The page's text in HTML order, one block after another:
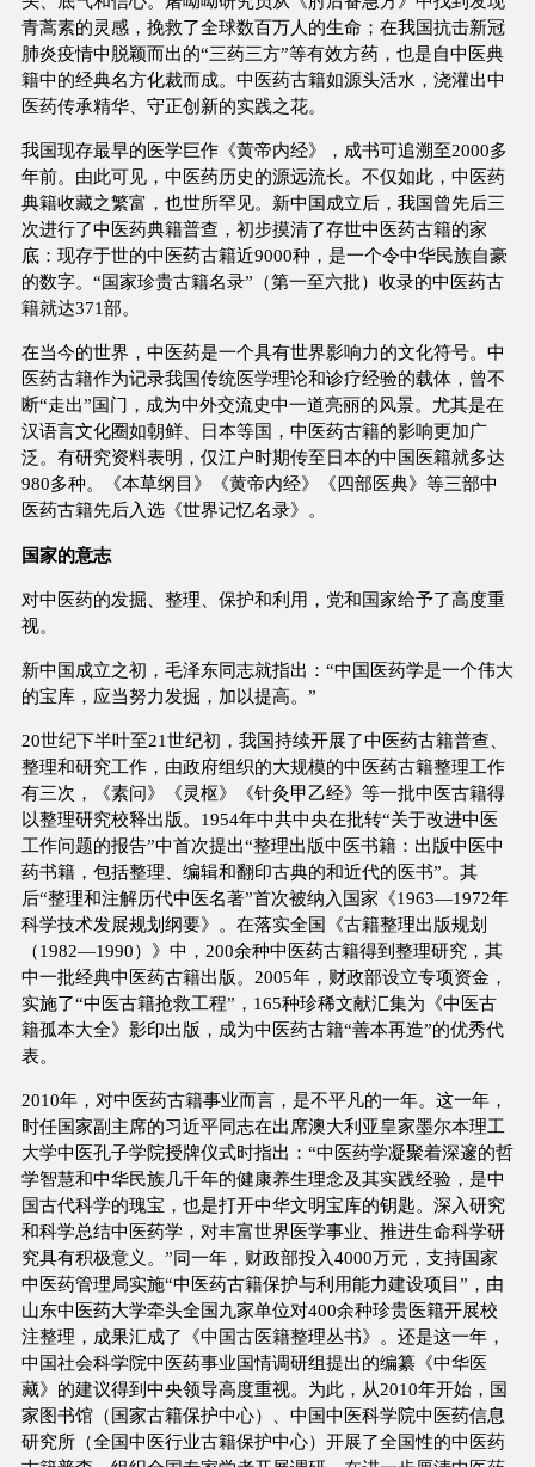
青蒿素的灵感，挽救了全球数百万人的生命；在我国抗击新冠
肺炎疫情中脱颖而出的“三药三方”等有效方药，也是自中医典
籍中的经典名方化裁而成。中医药古籍如源头活水，浇灌出中
医药传承精华、守正创新的实践之花。
我国现存最早的医学巨作《黄帝内经》，成书可追溯至2000多
年前。由此可见，中医药历史的源远流长。不仅如此，中医药
典籍收藏之繁富，也世所罕见。新中国成立后，我国曾先后三
次进行了中医药典籍普查，初步摸清了存世中医药古籍的家
底：现存于世的中医药古籍近9000种，是一个令中华民族自豪
的数字。“国家珍贵古籍名录”（第一至六批）收录的中医药古
籍就达371部。
在当今的世界，中医药是一个具有世界影响力的文化符号。中
医药古籍作为记录我国传统医学理论和诊疗经验的载体，曾不
断“走出”国门，成为中外交流史中一道亮丽的风景。尤其是在
汉语言文化圈如朝鲜、日本等国，中医药古籍的影响更加广
泛。有研究资料表明，仅江户时期传至日本的中国医籍就多达
980多种。《本草纲目》《黄帝内经》《四部医典》等三部中
医药古籍先后入选《世界记忆名录》。
国家的意志
对中医药的发掘、整理、保护和利用，党和国家给予了高度重
视。
新中国成立之初，毛泽东同志就指出：“中国医药学是一个伟大
的宝库，应当努力发掘，加以提高。”
20世纪下半叶至21世纪初，我国持续开展了中医药古籍普查、
整理和研究工作，由政府组织的大规模的中医药古籍整理工作
有三次，《素问》《灵枢》《针灸甲乙经》等一批中医古籍得
以整理研究校释出版。1954年中共中央在批转“关于改进中医
工作问题的报告”中首次提出“整理出版中医书籍：出版中医中
药书籍，包括整理、编辑和翻印古典的和近代的医书”。其
后“整理和注解历代中医名著”首次被纳入国家《1963—1972年
科学技术发展规划纲要》。在落实全国《古籍整理出版规划
（1982—1990）》中，200余种中医药古籍得到整理研究，其
中一批经典中医药古籍出版。2005年，财政部设立专项资金，
实施了“中医古籍抢救工程”，165种珍稀文献汇集为《中医古
籍孤本大全》影印出版，成为中医药古籍“善本再造”的优秀代
表。
2010年，对中医药古籍事业而言，是不平凡的一年。这一年，
时任国家副主席的习近平同志在出席澳大利亚皇家墨尔本理工
大学中医孔子学院授牌仪式时指出：“中医药学凝聚着深邃的哲
学智慧和中华民族几千年的健康养生理念及其实践经验，是中
国古代科学的瑰宝，也是打开中华文明宝库的钥匙。深入研究
和科学总结中医药学，对丰富世界医学事业、推进生命科学研
究具有积极意义。”同一年，财政部投入4000万元，支持国家
中医药管理局实施“中医药古籍保护与利用能力建设项目”，由
山东中医药大学牵头全国九家单位对400余种珍贵医籍开展校
注整理，成果汇成了《中国古医籍整理丛书》。还是这一年，
中国社会科学院中医药事业国情调研组提出的编纂《中华医
藏》的建议得到中央领导高度重视。为此，从2010年开始，国
家图书馆（国家古籍保护中心）、中国中医科学院中医药信息
研究所（全国中医行业古籍保护中心）开展了全国性的中医药